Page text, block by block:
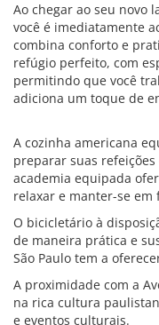
Ao chegar ao seu novo
você é imediatamente
combina conforto e
refúgio perfeito, com
permitindo que você
adiciona um toque de
A cozinha americana
preparar suas
academia equipada
relaxar e manter-se em
O bicicletário à
de maneira prática e
São Paulo tem a
A proximidade com a
na rica cultura
e eventos culturais.